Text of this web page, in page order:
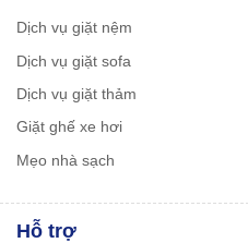
Dịch vụ giặt nệm
Dịch vụ giặt sofa
Dịch vụ giặt thảm
Giặt ghế xe hơi
Mẹo nhà sạch
Hỗ trợ